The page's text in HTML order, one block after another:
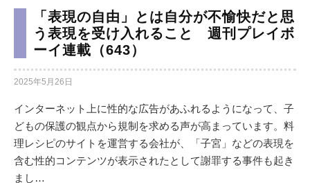
「表現の自由」とは自分が不愉快だと思
う表現を受け入れること 週刊プレイボ
ーイ連載（643）
2025年5月26日
インターネット上に性的な広告があふれるようになって、子
どもの保護の観点から規制を求める声が高まっています。料
理レシピのサイトを運営する会社が、「子宮」などの表現を
含む性的コンテンツが表示されたとして謝罪する事件も起き
まし…